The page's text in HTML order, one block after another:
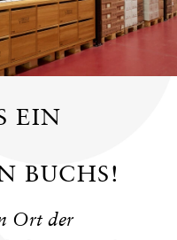
EIN
BUCHS!
Ort der